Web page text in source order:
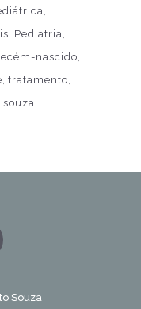
Pediatria
nascido
tratamento
Souza